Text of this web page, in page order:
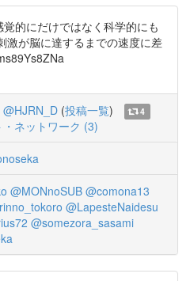
的にだけではなく科学的にも
激が脳に達するまでの速度に差
@HJRN_D (投稿一覧)
4
・ネットワーク (3)
@MONnoSUB @comona13
@LapesteNaidesu
@somezora_sasami